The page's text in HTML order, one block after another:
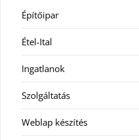
Építőipar
Étel-Ital
Ingatlanok
Szolgáltatás
Weblap készítés